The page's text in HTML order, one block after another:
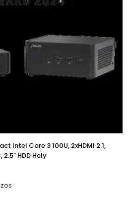
Intel Core 3 100U, 2xHDMI 2.1,
2.5" HDD Hely